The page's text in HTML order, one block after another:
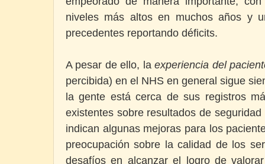
niveles más altos en muchos años y
precedentes reportando déficits.
A pesar de ello, laexperiencia del
percibida) en el NHS en general sigue
la gente está cerca de sus registros
existentes sobre resultados de
indican algunas mejoras para los
preocupación sobre la calidad de los
desafíos en alcanzar el logro de